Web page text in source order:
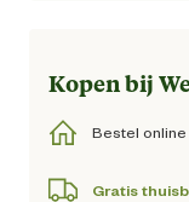
Kopen bij
Bestel online
Gratis